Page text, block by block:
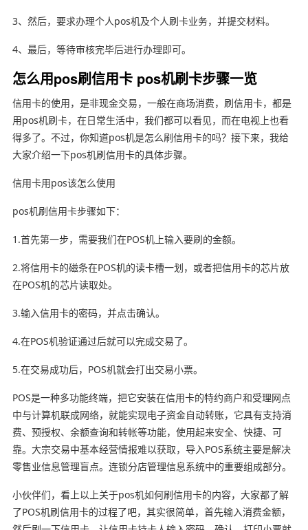
3、然后，要求办理个人pos机及个人刷卡业务，并提交材料。
4、最后，等待审核完毕后进行办理即可。
怎么用pos刷信用卡 pos机刷卡步骤一览
信用卡的使用，是非现金交易，一般在商场消费，刷信用卡，都是
用pos机刷卡，在日常生活中，我们都可以看见，而在电视上也看
得多了。不过，你知道pos机是怎么刷信用卡的吗？接下来，我给
大家介绍一下pos机刷信用卡的具体步骤。
信用卡用pos该怎么使用
pos机刷信用卡步骤如下：
1.首先第一步，需要我们在POS机上输入要刷的金额。
2.将信用卡的磁条在POS机的读卡槽一划，或者把信用卡的芯片放
在POS机的芯片读取处。
3.输入信用卡的密码，并点击确认。
4.在POS机验证通过后就可以完成交易了。
5.在交易成功后，POS机就会打出交易小票。
POS是一种多功能终端，把它安装在信用卡的特约商户和受理网点
中与计算机联成网络，就能实现电子资金自动转账，它具有支持消
费、预授权、余额查询和转帐等功能，使用起来安全、快捷、可
靠。大宗交易中基本经营情报难以获取，导入POS系统主要是解决
零售业信息管理盲点。连锁分店管理信息系统中的重要组成部分。
小伙伴们，看上以上关于pos机如何刷信用卡的内容，大家都了解
了POS机刷信用卡的过程了吧，其实很简单，首先输入消费金额，